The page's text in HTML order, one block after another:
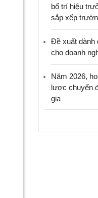
bố trí hiệu
sắp xếp
Đề xuất dành
cho doanh
Năm 2026,
lược chuyển
gia